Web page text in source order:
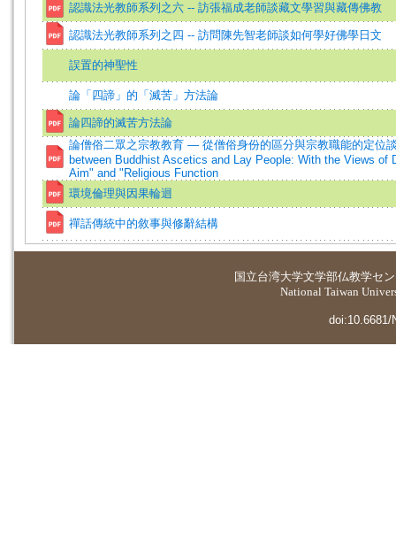
認識法光教師系列之六 -- 訪張福成老師談藏文學習與藏傳佛教
認識法光教師系列之四 -- 訪問陳先智老師談如何學好佛學日文
誤置的神聖性
論「四諦」的「滅苦」方法論
論四諦的滅苦方法論
論僧俗二眾之宗教教育 — 從僧俗身份的區分與宗教職能的定位
between Buddhist Ascetics and Lay People: With the Views of
Aim" and "Religious Function
環境倫理與因果輪迴
禪話傳統中的敘事與修辭結構
国立台湾大学文学部仏教学セ
National Taiwan
doi:10.6681/